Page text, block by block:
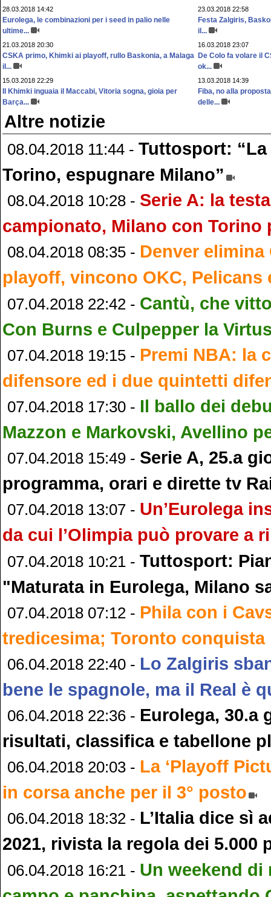
28.03.2018 14:42
Eurolega, le combinazioni per i seed in palio nelle
ultime...
23.03.2018 22:58
Festa Zalgiris,
il...
21.03.2018 20:30
CSKA primo, Khimki ai playoff, rullo Baskonia, a Malaga
il...
16.03.2018 23:07
De Colo fa volare il
ok...
15.03.2018 22:29
Il Khimki inguaia il Maccabi, Vitoria sogna, gioia per
Barça...
13.03.2018 14:39
Fiba, no alla
delle...
Altre notizie
08.04.2018 11:44 - Tuttosport:
Torino, espugnare Milano”
08.04.2018 10:28 - Serie A: la
campionato, Milano con Torino
08.04.2018 08:35 - Denver
playoff, vincono OKC, Pelicans
07.04.2018 22:42 - Cantù, che
Con Burns e Culpepper la
07.04.2018 19:15 - Premi NBA: la
difensore ed i due quintetti
07.04.2018 17:30 - Il ballo dei
Mazzon e Markovski, Avellino
07.04.2018 15:49 - Serie A, 25.a
programma, orari e dirette tv
07.04.2018 13:07 - Un’Eurolega
da cui l’Olimpia può provare a
07.04.2018 10:21 - Tuttosport:
"Maturata in Eurolega, Milano
07.04.2018 07:12 - Phila con i
tredicesima; Toronto conquista
06.04.2018 22:40 - Lo Zalgiris
bene le spagnole, ma il Real è
06.04.2018 22:36 - Eurolega, 30.a
risultati, classifica e tabellone
06.04.2018 20:03 - La ‘Playoff
in corsa anche per il 3° posto
06.04.2018 18:32 - L’Italia dice sì
2021, rivista la regola dei 5.000
06.04.2018 16:21 - Un weekend di